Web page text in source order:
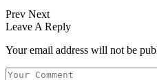
Prev Next
Leave A Reply
Your email address will not be